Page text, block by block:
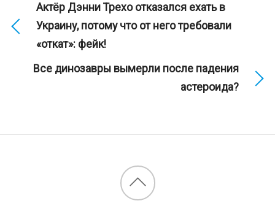
Актёр Дэнни Трехо отказался ехать в
Украину, потому что от него требовали
«откат»: фейк!
Все динозавры вымерли после падения
астероида?